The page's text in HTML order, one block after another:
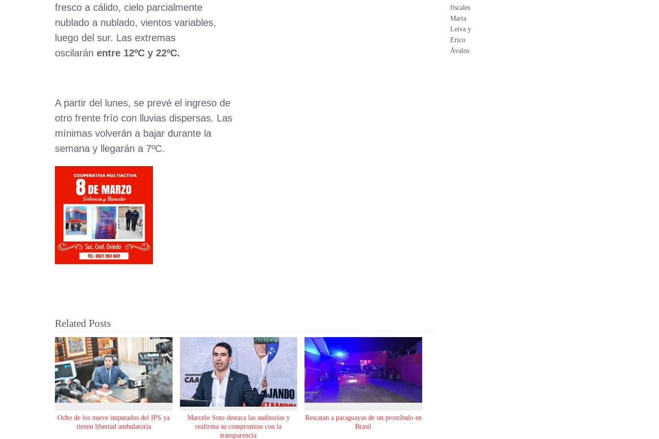
fresco a cálido, cielo parcialmente
nublado a nublado, vientos variables,
luego del sur. Las extremas
oscilarán entre 12ºC y 22ºC.
A partir del lunes, se prevé el ingreso de
otro frente frío con lluvias dispersas. Las
mínimas volverán a bajar durante la
semana y llegarán a 7ºC.
Related Posts
Ocho de los nueve imputados del IPS ya
tienen libertad ambulatoria
Marcelo Soto destaca las auditorías y
reafirma su compromiso con la
transparencia
Rescatan a paraguayas de un prostíbulo en
Brasil